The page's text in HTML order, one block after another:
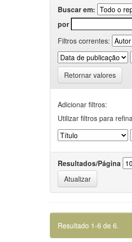
Buscar em:
por
Filtros correntes:
Retornar valores
Adicionar filtros:
Utilizar filtros para
Resultados/Página
Resultado 1-6 de 6.